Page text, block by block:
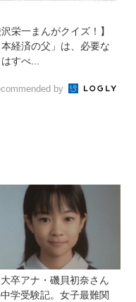
沢栄一まんがクイズ！】
本経済の父」は、必要な
すべ...
by
卒アナ・磯貝初奈さん
学受験記。女子最難関